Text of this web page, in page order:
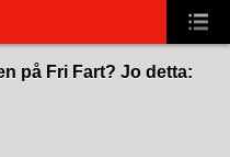
på Fri Fart? Jo detta: